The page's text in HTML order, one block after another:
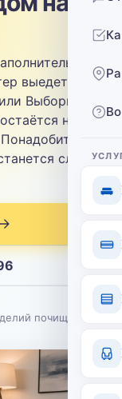
конфиденциальности
-
выедет на
Выборгском
на
следа.
почищено